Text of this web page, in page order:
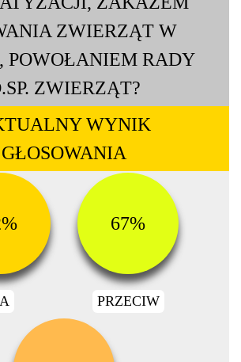
ZWIERZĄT W
POWOŁANIEM RADY
ZWIERZĄT?
WYNIK
GŁOSOWANIA
67%
PRZECIW